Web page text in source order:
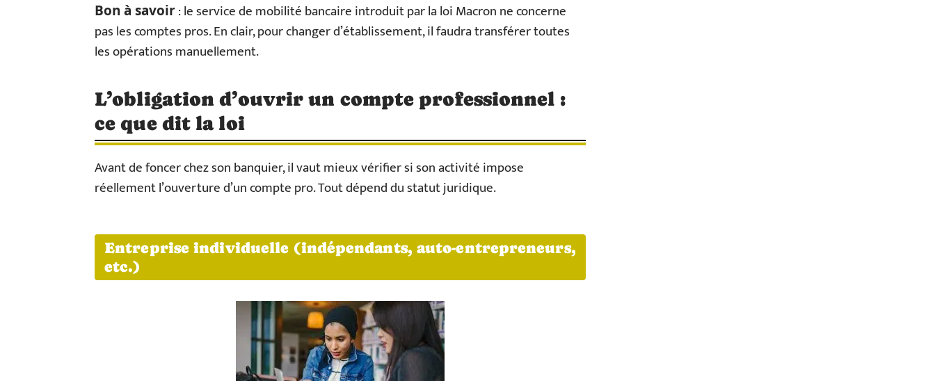
Bon à savoir: le service de mobilité bancaire introduit par la loi Macron ne concerne
pas les comptes pros. En clair, pour changer d’établissement, il faudra transférer toutes
les opérations manuellement.
L’obligation d’ouvrir un compte professionnel :
ce que dit la loi
Avant de foncer chez son banquier, il vaut mieux vérifier si son activité impose
réellement l’ouverture d’un compte pro. Tout dépend du statut juridique.
Entreprise individuelle (indépendants, auto-entrepreneurs,
etc.)